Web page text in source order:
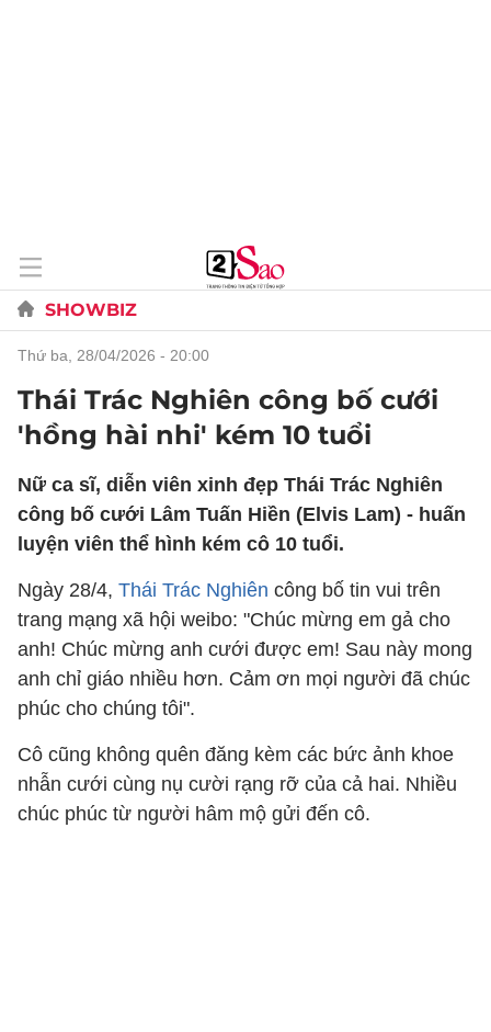
SHOWBIZ
thứ ba, 28/04/2026 - 20:00
Thái Trác Nghiên công bố cưới
'hồng hài nhi' kém 10 tuổi
Nữ ca sĩ, diễn viên xinh đẹp Thái Trác Nghiên
công bố cưới Lâm Tuấn Hiền (Elvis Lam) - huấn
luyện viên thể hình kém cô 10 tuổi.
Ngày 28/4, Thái Trác Nghiên công bố tin vui trên
trang mạng xã hội weibo: "Chúc mừng em gả cho
anh! Chúc mừng anh cưới được em! Sau này mong
anh chỉ giáo nhiều hơn. Cảm ơn mọi người đã chúc
phúc cho chúng tôi".
Cô cũng không quên đăng kèm các bức ảnh khoe
nhẫn cưới cùng nụ cười rạng rỡ của cả hai. Nhiều
chúc phúc từ người hâm mộ gửi đến cô.